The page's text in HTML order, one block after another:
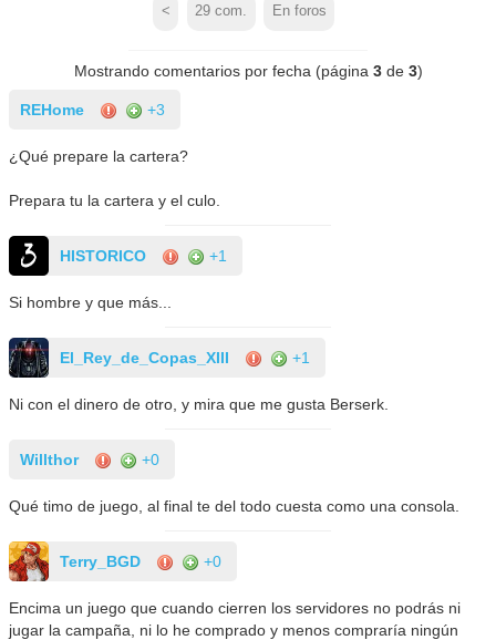
< 29 com. En foros
Mostrando comentarios por fecha (página 3de 3)
REHome +3
¿Qué prepare la cartera?
Prepara tu la cartera y el culo.
HISTORICO +1
Si hombre y que más...
El_Rey_de_Copas_XIII +1
Ni con el dinero de otro, y mira que me gusta Berserk.
Willthor +0
Qué timo de juego, al final te del todo cuesta como una consola.
Terry_BGD +0
Encima un juego que cuando cierren los servidores no podrás ni
jugar la campaña, ni lo he comprado y menos compraría ningún